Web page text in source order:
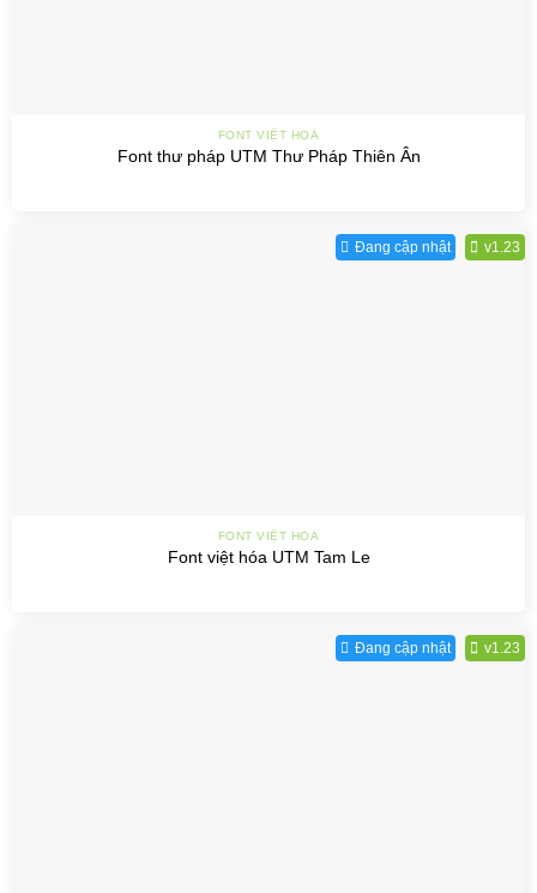
FONT VIỆT HOÁ
Font thư pháp UTM Thư Pháp Thiên Ân
Đang cập nhật v1.23
FONT VIỆT HOÁ
Font việt hóa UTM Tam Le
Đang cập nhật v1.23